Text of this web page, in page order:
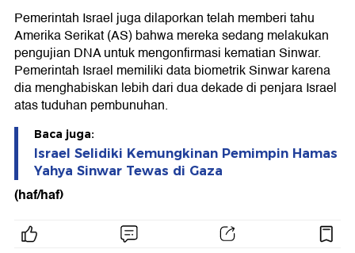
Pemerintah Israel juga dilaporkan telah memberi tahu
Amerika Serikat (AS) bahwa mereka sedang melakukan
pengujian DNA untuk mengonfirmasi kematian Sinwar.
Pemerintah Israel memiliki data biometrik Sinwar karena
dia menghabiskan lebih dari dua dekade di penjara Israel
atas tuduhan pembunuhan.
Baca juga:
Israel Selidiki Kemungkinan Pemimpin Hamas
Yahya Sinwar Tewas di Gaza
(haf/haf)